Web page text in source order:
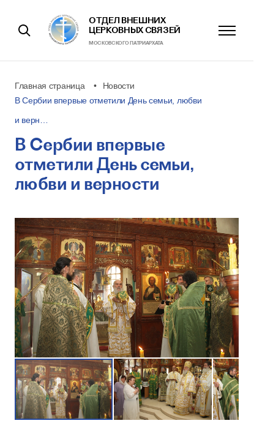
ОТДЕЛ ВНЕШНИХ
ЦЕРКОВНЫХ СВЯЗЕЙ
МОСКОВСКОГО ПАТРИАРХАТА
Главная страница
Новости
В Сербии впервые отметили День семьи, любви
и верн…
В Сербии впервые
отметили День семьи,
любви и верности